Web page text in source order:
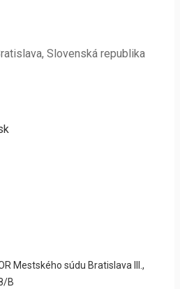
Slovenská republika
Mestského súdu Bratislava III.,
B